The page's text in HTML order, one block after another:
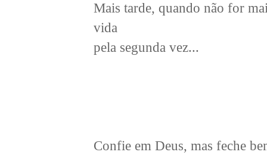
Mais tarde, quando não for
vida
pela segunda vez...
Confie em Deus, mas feche